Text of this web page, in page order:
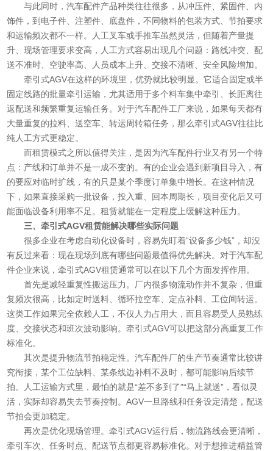
与此同时，汽车配件产品种类往往很多，从冲压件、紧固件、内
饰件，到电子件、注塑件、底盘件，不同物料的包装方式、节拍要求
和运输频次都不一样。人工叉车或手推车虽然灵活，但随着产量提
升、现场管理要求变高，人工方式容易出现几个问题：路线冲突、配
送不准时、空驶率高、人员成本上升、交接不清晰、安全风险增加。
牵引式AGV在这样的环境里，优势就比较明显。它适合固定或半
固定线路的批量牵引运输，尤其适用于多个料车集中牵引、长距离往
返配送和频繁重复运输任务。对于汽车配件工厂来说，如果每天都有
大量重复的拉料、送空车、转运周转箱任务，那么牵引式AGV往往比
纯人工方式更稳定。
而租赁模式之所以值得关注，是因为汽车配件行业又有另一个特
点：产线和订单并不是一成不变的。有的企业会遇到新项目导入，有
的要应对临时扩线，有的只是某个季度订单集中增长。在这种情况
下，如果直接采购一批设备，投入重、回本周期长，项目变化后又可
能面临设备利用率不足。租赁就能在一定程度上缓解这种压力。
三、牵引式AGV租赁能解决哪些实际问题
很多企业在考虑自动化设备时，容易先盯着“设备多少钱”，却没
有反过来看：现在现场到底有哪些问题最值得优先解决。对于汽车配
件企业来说，牵引式AGV租赁通常可以在以下几个方面发挥作用。
首先是减轻重复性搬运压力。厂内很多物流动作并不复杂，但重
复频次很高，比如定时送料、循环拉空车、定点补料、工位间转运。
这类工作如果完全依赖人工，不仅人力占用大，而且容易受人员熟练
度、交接状态和班次波动影响。牵引式AGV可以把这部分高重复工作
标准化。
其次是提升物流节拍稳定性。汽车配件厂的生产节奏通常比较讲
究衔接，某个工位缺料、某条线边补料不及时，都可能影响后续节
拍。人工运输方式里，最怕的就是“差不多到了”“马上就送”，看似灵
活，实际却容易失去节奏控制。AGV一旦路线和任务设定清楚，配送
节拍会更加稳定。
再次是优化现场管理。牵引式AGV运行后，物流路线会更清晰，
牵引车次、任务时点、配送节点都更容易标准化。对于想推进精益管